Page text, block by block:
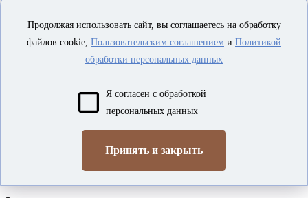
Заказ обратного звонка
Продолжая использовать сайт, вы соглашаетесь на обработку
файлов cookie, Пользовательским соглашением и Политикой
обработки персональных данных
Я согласен с обработкой
персональных данных
Принять и закрыть